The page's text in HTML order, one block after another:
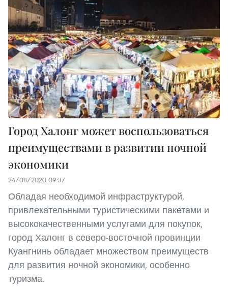
Город Халонг может воспользоваться
преимуществами в развитии ночной
экономики
24/08/2020 09:37
Обладая необходимой инфраструктурой,
привлекательными туристическими пакетами и
высококачественными услугами для покупок,
город Халонг в северо-восточной провинции
Куангнинь обладает множеством преимуществ
для развития ночной экономики, особенно
туризма.